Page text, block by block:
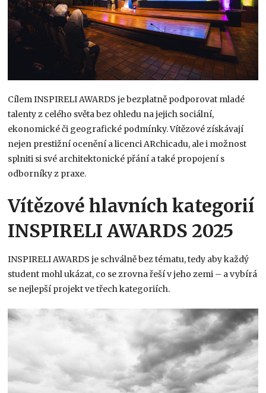
Cílem INSPIRELI AWARDS je bezplatně podporovat mladé
talenty z celého světa bez ohledu na jejich sociální,
ekonomické či geografické podmínky. Vítězové získávají
nejen prestižní ocenění a licenci ARchicadu, ale i možnost
splniti si své architektonické přání a také propojení s
odborníky z praxe.
Vítězové hlavních kategorií
INSPIRELI AWARDS 2025
INSPIRELI AWARDS je schválně bez tématu, tedy aby každý
student mohl ukázat, co se zrovna řeší v jeho zemi – a vybírá
se nejlepší projekt ve třech kategoriích.